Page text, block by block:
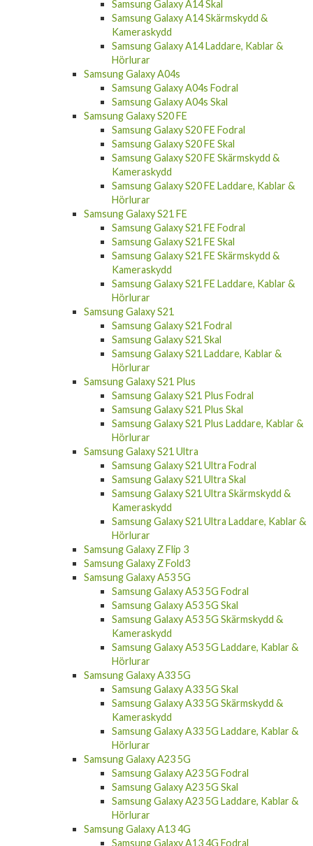
Samsung Galaxy A14 Skal
Samsung Galaxy A14 Skärmskydd &
Kameraskydd
Samsung Galaxy A14 Laddare, Kablar &
Hörlurar
Samsung Galaxy A04s
Samsung Galaxy A04s Fodral
Samsung Galaxy A04s Skal
Samsung Galaxy S20 FE
Samsung Galaxy S20 FE Fodral
Samsung Galaxy S20 FE Skal
Samsung Galaxy S20 FE Skärmskydd &
Kameraskydd
Samsung Galaxy S20 FE Laddare, Kablar &
Hörlurar
Samsung Galaxy S21 FE
Samsung Galaxy S21 FE Fodral
Samsung Galaxy S21 FE Skal
Samsung Galaxy S21 FE Skärmskydd &
Kameraskydd
Samsung Galaxy S21 FE Laddare, Kablar &
Hörlurar
Samsung Galaxy S21
Samsung Galaxy S21 Fodral
Samsung Galaxy S21 Skal
Samsung Galaxy S21 Laddare, Kablar &
Hörlurar
Samsung Galaxy S21 Plus
Samsung Galaxy S21 Plus Fodral
Samsung Galaxy S21 Plus Skal
Samsung Galaxy S21 Plus Laddare, Kablar &
Hörlurar
Samsung Galaxy S21 Ultra
Samsung Galaxy S21 Ultra Fodral
Samsung Galaxy S21 Ultra Skal
Samsung Galaxy S21 Ultra Skärmskydd &
Kameraskydd
Samsung Galaxy S21 Ultra Laddare, Kablar &
Hörlurar
Samsung Galaxy Z Flip 3
Samsung Galaxy Z Fold3
Samsung Galaxy A53 5G
Samsung Galaxy A53 5G Fodral
Samsung Galaxy A53 5G Skal
Samsung Galaxy A53 5G Skärmskydd &
Kameraskydd
Samsung Galaxy A53 5G Laddare, Kablar &
Hörlurar
Samsung Galaxy A33 5G
Samsung Galaxy A33 5G Skal
Samsung Galaxy A33 5G Skärmskydd &
Kameraskydd
Samsung Galaxy A33 5G Laddare, Kablar &
Hörlurar
Samsung Galaxy A23 5G
Samsung Galaxy A23 5G Fodral
Samsung Galaxy A23 5G Skal
Samsung Galaxy A23 5G Laddare, Kablar &
Hörlurar
Samsung Galaxy A13 4G
Samsung Galaxy A13 4G Fodral